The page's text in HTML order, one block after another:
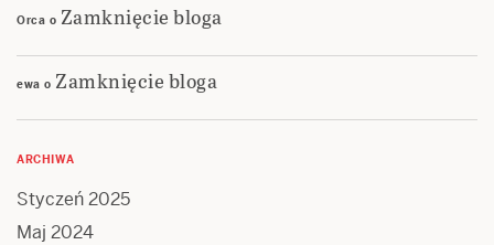
Orca o Zamknięcie bloga
ewa o Zamknięcie bloga
ARCHIWA
Styczeń 2025
Maj 2024